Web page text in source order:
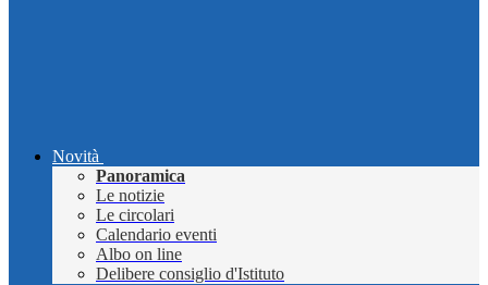
Novità
Panoramica
Le notizie
Le circolari
Calendario eventi
Albo on line
Delibere consiglio d'Istituto